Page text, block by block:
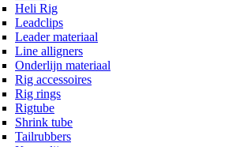
Heli Rig
Leadclips
Leader materiaal
Line alligners
Onderlijn materiaal
Rig accessoires
Rig rings
Rigtube
Shrink tube
Tailrubbers